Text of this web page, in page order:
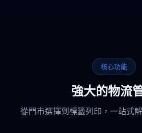
核心功能
強大的物流
從門市選擇到標籤列印，一站式